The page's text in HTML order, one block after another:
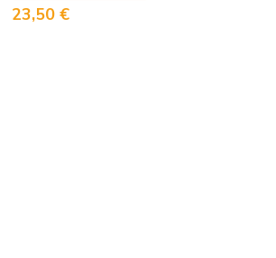
23,50 €